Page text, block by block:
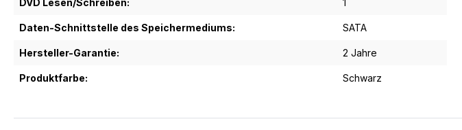
DVD Lesen/Schreiben: 1
Daten-Schnittstelle des Speichermediums: SATA
Hersteller-Garantie: 2 Jahre
Produktfarbe: Schwarz